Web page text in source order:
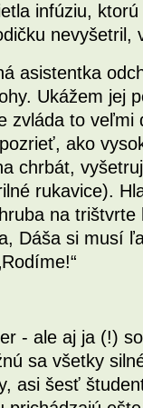
infúziu,
nevyšetril,
asistentka
Ukážem jej
zvláda to
ako
chrbát,
rukavice).
na
Dáša si musí
- ale aj ja (!)
sa všetky
asi šesť